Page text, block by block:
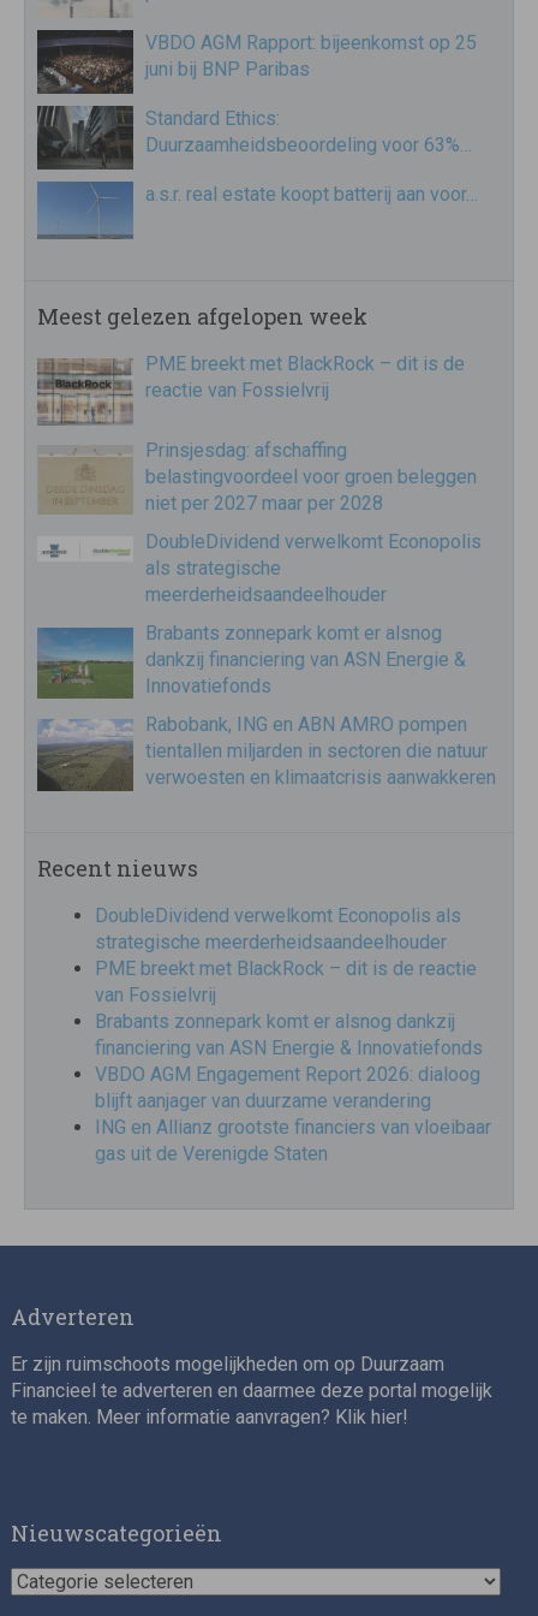
VBDO AGM Rapport: bijeenkomst op 25
juni bij BNP Paribas
Standard Ethics:
Duurzaamheidsbeoordeling voor 63%…
a.s.r. real estate koopt batterij aan voor…
Meest gelezen afgelopen week
PME breekt met BlackRock – dit is de
reactie van Fossielvrij
Prinsjesdag: afschaffing
belastingvoordeel voor groen beleggen
niet per 2027 maar per 2028
DoubleDividend verwelkomt Econopolis
als strategische
meerderheidsaandeelhouder
Brabants zonnepark komt er alsnog
dankzij financiering van ASN Energie &
Innovatiefonds
Rabobank, ING en ABN AMRO pompen
tientallen miljarden in sectoren die natuur
verwoesten en klimaatcrisis aanwakkeren
Recent nieuws
DoubleDividend verwelkomt Econopolis als
strategische meerderheidsaandeelhouder
PME breekt met BlackRock – dit is de reactie
van Fossielvrij
Brabants zonnepark komt er alsnog dankzij
financiering van ASN Energie & Innovatiefonds
VBDO AGM Engagement Report 2026: dialoog
blijft aanjager van duurzame verandering
ING en Allianz grootste financiers van vloeibaar
gas uit de Verenigde Staten
Adverteren
Er zijn ruimschoots mogelijkheden om op Duurzaam
Financieel te adverteren en daarmee deze portal mogelijk
te maken. Meer informatie aanvragen? Klik hier!
Nieuwscategorieën
Nieuwscategorieën